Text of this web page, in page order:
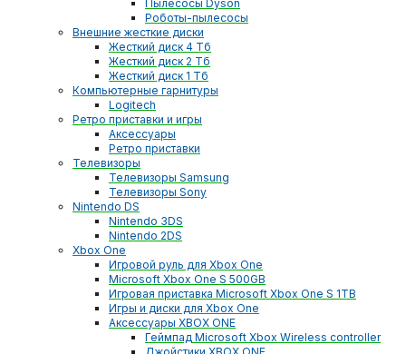
Пылесосы Dyson
Роботы-пылесосы
Внешние жесткие диски
Жесткий диск 4 Тб
Жесткий диск 2 Тб
Жесткий диск 1 Тб
Компьютерные гарнитуры
Logitech
Ретро приставки и игры
Аксессуары
Ретро приставки
Телевизоры
Телевизоры Samsung
Телевизоры Sony
Nintendo DS
Nintendo 3DS
Nintendo 2DS
Xbox One
Игровой руль для Xbox One
Microsoft Xbox One S 500GB
Игровая приставка Microsoft Xbox One S 1TB
Игры и диски для Xbox One
Аксессуары XBOX ONE
Геймпад Microsoft Xbox Wireless controller